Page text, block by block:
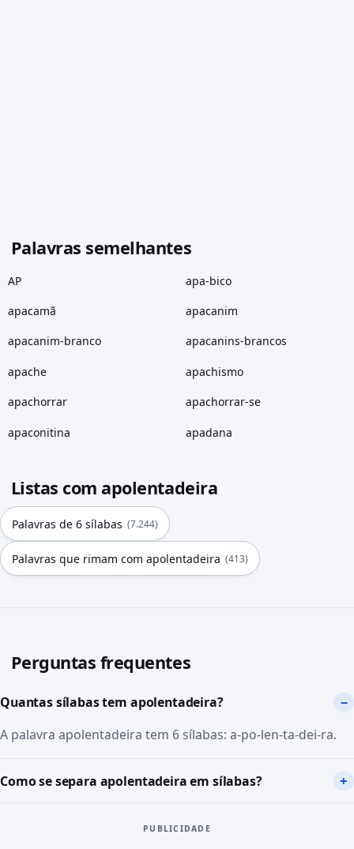
Palavras semelhantes
AP apa-bico
apacamã apacanim
apacanim-branco apacanins-brancos
apache apachismo
apachorrar apachorrar-se
apaconitina apadana
Listas com apolentadeira
Palavras de 6 sílabas (7.244)
Palavras que rimam com apolentadeira (413)
Perguntas frequentes
Quantas sílabas tem apolentadeira?
A palavra apolentadeira tem 6 sílabas: a-po-len-ta-dei-ra.
Como se separa apolentadeira em sílabas?
PUBLICIDADE